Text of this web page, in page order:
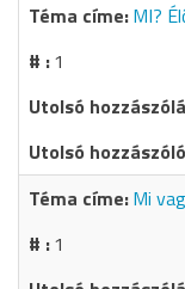
MI?
1
Mi
1